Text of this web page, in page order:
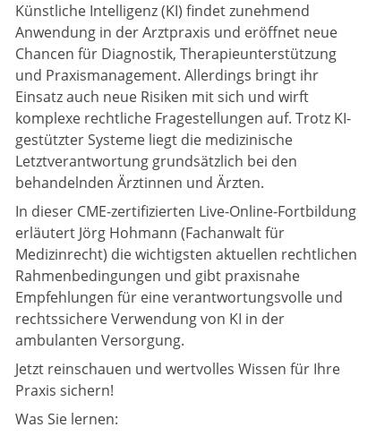
Künstliche Intelligenz (KI) findet zunehmend
Anwendung in der Arztpraxis und eröffnet neue
Chancen für Diagnostik, Therapieunterstützung
und Praxismanagement. Allerdings bringt ihr
Einsatz auch neue Risiken mit sich und wirft
komplexe rechtliche Fragestellungen auf. Trotz KI-
gestützter Systeme liegt die medizinische
Letztverantwortung grundsätzlich bei den
behandelnden Ärztinnen und Ärzten.
In dieser CME-zertifizierten Live-Online-Fortbildung
erläutert Jörg Hohmann (Fachanwalt für
Medizinrecht) die wichtigsten aktuellen rechtlichen
Rahmenbedingungen und gibt praxisnahe
Empfehlungen für eine verantwortungsvolle und
rechtssichere Verwendung von KI in der
ambulanten Versorgung.
Jetzt reinschauen und wertvolles Wissen für Ihre
Praxis sichern!
Was Sie lernen: